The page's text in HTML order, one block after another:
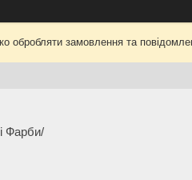
обробляти замовлення та
Фарби/